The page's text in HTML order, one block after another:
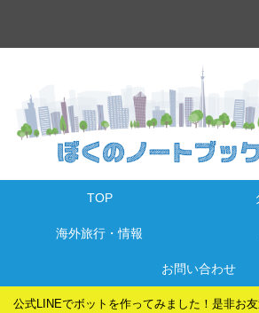
TOP
海外旅行・情報
お問い合わせ
公式LINEでボットを作ってみました！是非お